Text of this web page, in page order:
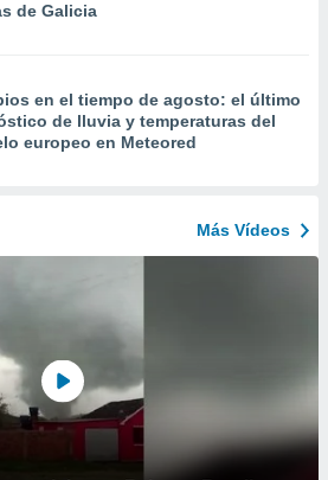
de Galicia
en el tiempo de agosto: el último
de lluvia y temperaturas del
europeo en Meteored
Más Vídeos